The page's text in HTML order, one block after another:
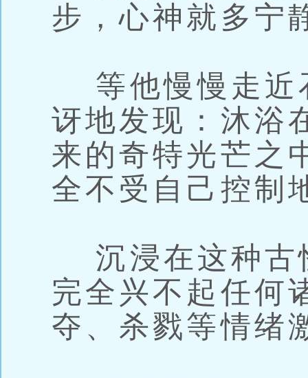
步，心神就多宁
等他慢慢走近
讶地发现：沐浴
来的奇特光芒之
全不受自己控制
沉浸在这种古
完全兴不起任何
夺、杀戮等情绪